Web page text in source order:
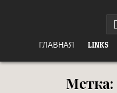
ГЛАВНАЯ LINKS
Метка: